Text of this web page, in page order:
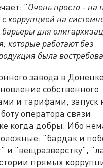
"Очень просто - на
коррупцией на
для
которые работают без
была
завода в
собственного
и тарифами, запуск
оператора связи
когда добры. Ибо
"бардак и
и "вещразверстку",
прямых